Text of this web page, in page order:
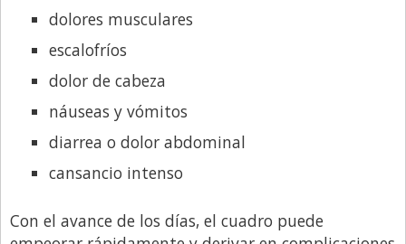
Viajesdolores musculares
escalofríos
dolor de cabeza
náuseas y vómitos
diarrea o dolor abdominal
cansancio intenso
Con el avance de los días, el cuadro puede